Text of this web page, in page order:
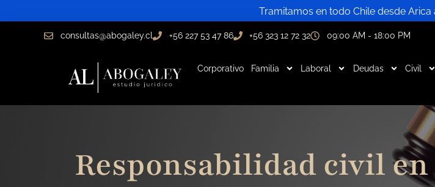
al
Tramitamos en todo Chile desde Arica
consultas@abogaley.cl +56 227 53 47 86 +56 323 12 72 32 09:00 AM - 18:00 PM
Corporativo Familia Laboral Deudas Civil
Responsabilidad civil